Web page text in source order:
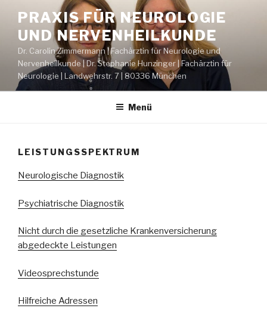
Inhalt
springen
PRAXIS FÜR NEUROLOGIE
UND NERVENHEILKUNDE
Dr. Carolin Zimmermann | Fachärztin für Neurologie und
Nervenheilkunde | Dr. Stephanie Hunzinger | Fachärztin für
Neurologie | Landwehrstr. 7 | 80336 München
Menü
LEISTUNGSSPEKTRUM
Neurologische Diagnostik
Psychiatrische Diagnostik
Nicht durch die gesetzliche Krankenversicherung
abgedeckte Leistungen
Videosprechstunde
Hilfreiche Adressen